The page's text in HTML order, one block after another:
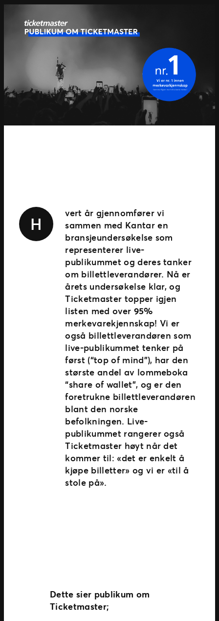
H
vert år gjennomfører vi
sammen med Kantar en
bransjeundersøkelse som
representerer live-
publikummet og deres tanker
om billettleverandører. Nå er
årets undersøkelse klar, og
Ticketmaster topper igjen
listen med over 95%
merkevarekjennskap! Vi er
også billettleverandøren som
live-publikummet tenker på
først (“top of mind”), har den
største andel av lommeboka
“share of wallet”, og er den
foretrukne billettleverandøren
blant den norske
befolkningen. Live-
publikummet rangerer også
Ticketmaster høyt når det
kommer til: «det er enkelt å
kjøpe billetter» og vi er «til å
stole på».
Dette sier publikum om
Ticketmaster;